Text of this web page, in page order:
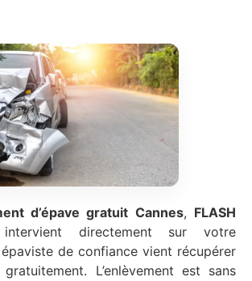
d’épave gratuit Cannes, FLASH
directement sur votre
de confiance vient récupérer
L’enlèvement est sans